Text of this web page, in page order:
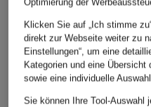
Optimierung der
Klicken Sie auf „Ich stimme
direkt zur Webseite weiter zu
Einstellungen“, um eine
Kategorien und eine
sowie eine individuelle
Sie können Ihre Tool-Auswahl